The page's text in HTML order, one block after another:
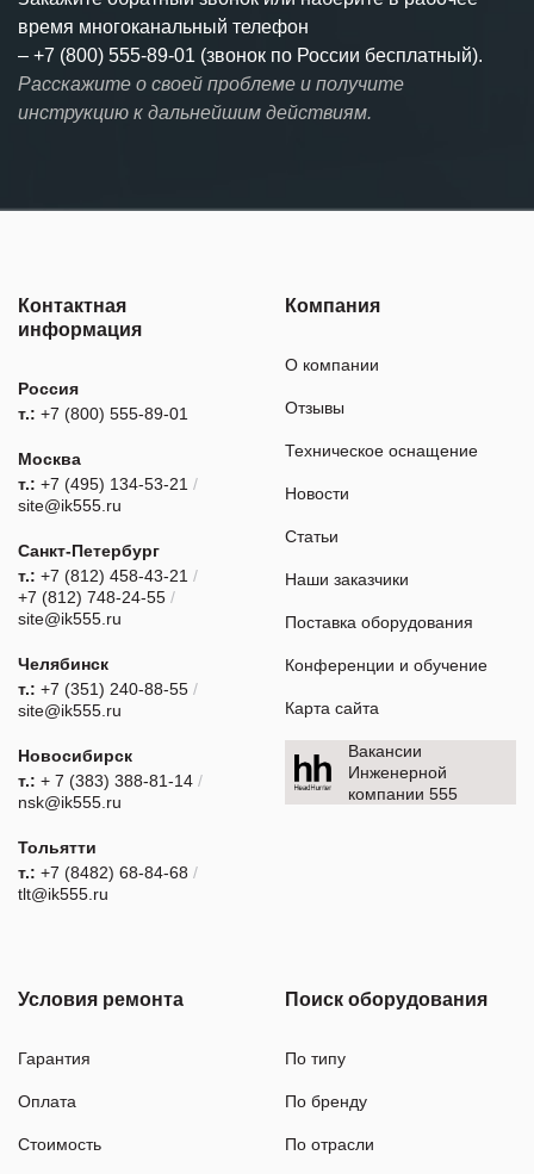
время многоканальный телефон
– +7 (800) 555-89-01 (звонок по России бесплатный).
Расскажите о своей проблеме и получите
инструкцию к дальнейшим действиям.
Контактная
информация
Россия
т.: +7 (800) 555-89-01
Москва
т.: +7 (495) 134-53-21 /
site@ik555.ru
Санкт-Петербург
т.: +7 (812) 458-43-21 /
+7 (812) 748-24-55 /
site@ik555.ru
Челябинск
т.: +7 (351) 240-88-55 /
site@ik555.ru
Новосибирск
т.: + 7 (383) 388-81-14 /
nsk@ik555.ru
Тольятти
т.: +7 (8482) 68-84-68 /
tlt@ik555.ru
Компания
О компании
Отзывы
Техническое оснащение
Новости
Статьи
Наши заказчики
Поставка оборудования
Конференции и обучение
Карта сайта
Вакансии
Инженерной
компании 555
Условия ремонта
Гарантия
Оплата
Стоимость
Поиск оборудования
По типу
По бренду
По отрасли